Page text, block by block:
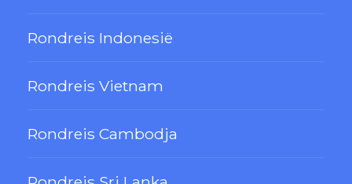
Rondreis Indonesië
Rondreis Vietnam
Rondreis Cambodja